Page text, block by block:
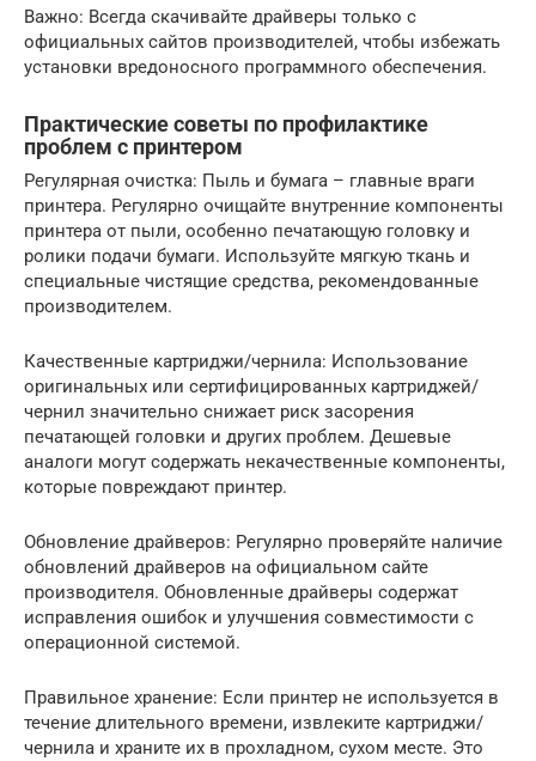
Важно: Всегда скачивайте драйверы только с
официальных сайтов производителей, чтобы избежать
установки вредоносного программного обеспечения.
Практические советы по профилактике
проблем с принтером
Регулярная очистка: Пыль и бумага – главные враги
принтера. Регулярно очищайте внутренние компоненты
принтера от пыли, особенно печатающую головку и
ролики подачи бумаги. Используйте мягкую ткань и
специальные чистящие средства, рекомендованные
производителем.
Качественные картриджи/чернила: Использование
оригинальных или сертифицированных картриджей/
чернил значительно снижает риск засорения
печатающей головки и других проблем. Дешевые
аналоги могут содержать некачественные компоненты,
которые повреждают принтер.
Обновление драйверов: Регулярно проверяйте наличие
обновлений драйверов на официальном сайте
производителя. Обновленные драйверы содержат
исправления ошибок и улучшения совместимости с
операционной системой.
Правильное хранение: Если принтер не используется в
течение длительного времени, извлеките картриджи/
чернила и храните их в прохладном, сухом месте. Это